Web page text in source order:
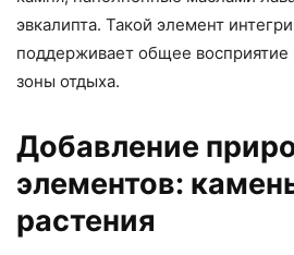
эвкалипта. Такой элемент
поддерживает общее восприятие
зоны отдыха.
Добавление
элементов:
растения